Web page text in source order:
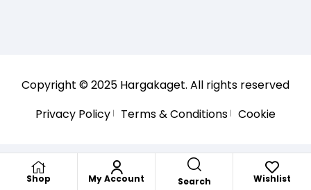
Shop My Account Search Wishlist
Copyright © 2025 Hargakaget. All rights reserved
Privacy Policy
Terms & Conditions Cookie